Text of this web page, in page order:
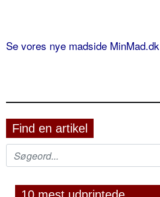
Se vores nye madside MinMad.dk
Find en artikel